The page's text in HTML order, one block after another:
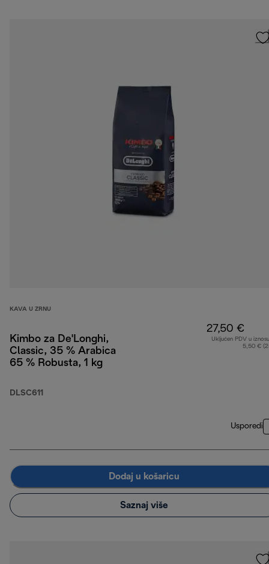
KAVA U ZRNU
Kimbo za De'Longhi,
Classic, 35 % Arabica
65 % Robusta, 1 kg
DLSC611
27,50 €
Uključen PDV u
5,50 €
Usporedi
Dodaj u košaricu
Saznaj više